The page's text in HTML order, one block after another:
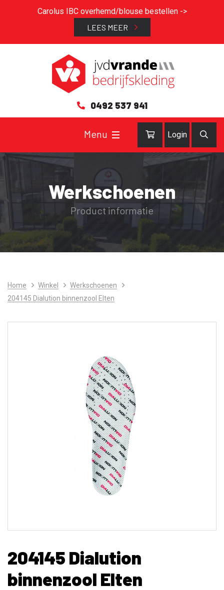
Carolus IBC overhemd/blouse bestellen ->
LEES MEER
0492 537 941
Login
Werkschoenen
Product informatie
Home Winkel
Werkschoenen
204145 Dialution binnenzool Elten
204145 Dialution
binnenzool Elten